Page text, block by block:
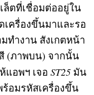
ตที่เชื่อมต่ออยู่ใน
เครื่องขึ้นมาและรอ
ทำงาน สังเกตหน้า
(ภาพบน) จากนั้น
แอพฯ เจอ ST25 มัน
อมรหัสเครื่องขึ้น